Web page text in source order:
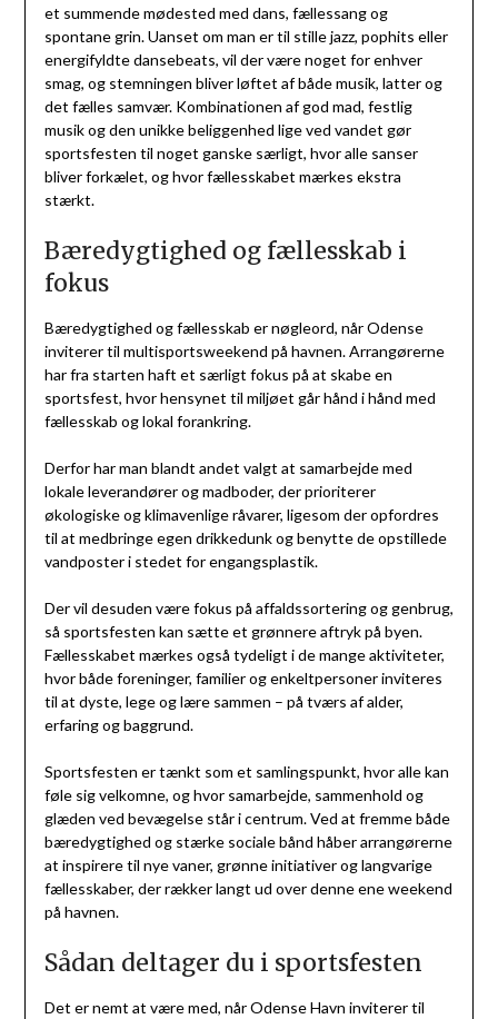
et summende mødested med dans, fællessang og
spontane grin. Uanset om man er til stille jazz, pophits eller
energifyldte dansebeats, vil der være noget for enhver
smag, og stemningen bliver løftet af både musik, latter og
det fælles samvær. Kombinationen af god mad, festlig
musik og den unikke beliggenhed lige ved vandet gør
sportsfesten til noget ganske særligt, hvor alle sanser
bliver forkælet, og hvor fællesskabet mærkes ekstra
stærkt.
Bæredygtighed og fællesskab i
fokus
Bæredygtighed og fællesskab er nøgleord, når Odense
inviterer til multisportsweekend på havnen. Arrangørerne
har fra starten haft et særligt fokus på at skabe en
sportsfest, hvor hensynet til miljøet går hånd i hånd med
fællesskab og lokal forankring.
Derfor har man blandt andet valgt at samarbejde med
lokale leverandører og madboder, der prioriterer
økologiske og klimavenlige råvarer, ligesom der opfordres
til at medbringe egen drikkedunk og benytte de opstillede
vandposter i stedet for engangsplastik.
Der vil desuden være fokus på affaldssortering og genbrug,
så sportsfesten kan sætte et grønnere aftryk på byen.
Fællesskabet mærkes også tydeligt i de mange aktiviteter,
hvor både foreninger, familier og enkeltpersoner inviteres
til at dyste, lege og lære sammen – på tværs af alder,
erfaring og baggrund.
Sportsfesten er tænkt som et samlingspunkt, hvor alle kan
føle sig velkomne, og hvor samarbejde, sammenhold og
glæden ved bevægelse står i centrum. Ved at fremme både
bæredygtighed og stærke sociale bånd håber arrangørerne
at inspirere til nye vaner, grønne initiativer og langvarige
fællesskaber, der rækker langt ud over denne ene weekend
på havnen.
Sådan deltager du i sportsfesten
Det er nemt at være med, når Odense Havn inviterer til